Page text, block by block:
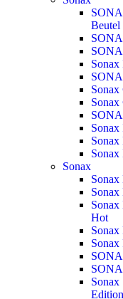
Beutel
Sonax
Sonax
Sonax
Sonax
Sonax
Hot
Sonax